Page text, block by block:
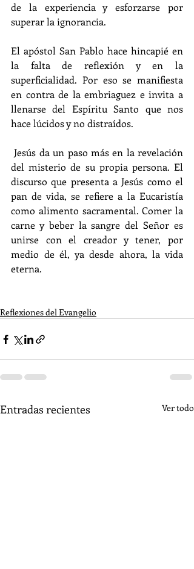
de la experiencia y esforzarse por
superar la ignorancia.
El apóstol San Pablo hace hincapié en
la falta de reflexión y en la
superficialidad. Por eso se manifiesta
en contra de la embriaguez e invita a
llenarse del Espíritu Santo que nos
hace lúcidos y no distraídos.
Jesús da un paso más en la revelación
del misterio de su propia persona. El
discurso que presenta a Jesús como el
pan de vida, se refiere a la Eucaristía
como alimento sacramental. Comer la
carne y beber la sangre del Señor es
unirse con el creador y tener, por
medio de él, ya desde ahora, la vida
eterna.
Reflexiones del Evangelio
Entradas recientes Ver todo